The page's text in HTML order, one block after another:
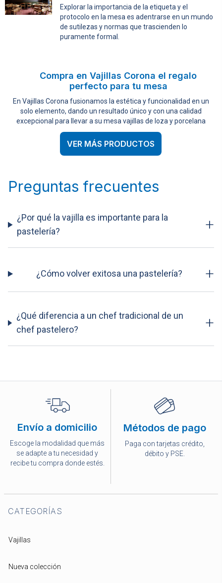
Explorar la importancia de la etiqueta y el
protocolo en la mesa es adentrarse en un mundo
de sutilezas y normas que trascienden lo
puramente formal.
Compra en Vajillas Corona el regalo
perfecto para tu mesa
En Vajillas Corona fusionamos la estética y funcionalidad en un
solo elemento, dando un resultado único y con una calidad
excepcional para llevar a su mesa vajillas de loza y porcelana
VER MÁS PRODUCTOS
Preguntas frecuentes
¿Por qué la vajilla es importante para la
pastelería?
+
¿Cómo volver exitosa una pastelería? +
¿Qué diferencia a un chef tradicional de un
chef pastelero?
+
Envío a domicilio
Escoge la modalidad que más
se adapte a tu necesidad y
recibe tu compra donde estés.
Métodos de pago
Paga con tarjetas crédito,
débito y PSE.
CATEGORÍAS
Vajillas
Nueva colección